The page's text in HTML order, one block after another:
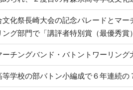
化祭長崎大会の記念パレードとマ
グ部門で「講評者特別賞（最優秀賞
チングバンド・バトントワーリング
学校の部バトン小編成で６年連続の